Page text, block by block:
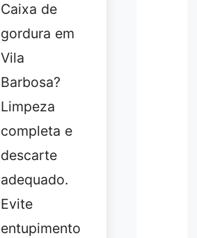
Caixa de
gordura em
Vila
Barbosa?
Limpeza
completa e
descarte
adequado.
Evite
entupimento